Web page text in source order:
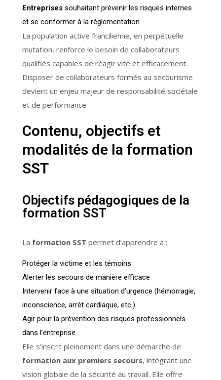
Entreprises souhaitant prévenir les risques internes
et se conformer à la réglementation
La population active francilienne, en perpétuelle
mutation, renforce le besoin de collaborateurs
qualifiés capables de réagir vite et efficacement.
Disposer de collaborateurs formés au secourisme
devient un enjeu majeur de responsabilité sociétale
et de performance.
Contenu, objectifs et
modalités de la formation
SST
Objectifs pédagogiques de la
formation SST
La formation SST permet d’apprendre à :
Protéger la victime et les témoins
Alerter les secours de manière efficace
Intervenir face à une situation d’urgence (hémorragie,
inconscience, arrêt cardiaque, etc.)
Agir pour la prévention des risques professionnels
dans l’entreprise
Elle s’inscrit pleinement dans une démarche de
formation aux premiers secours, intégrant une
vision globale de la sécurité au travail. Elle offre